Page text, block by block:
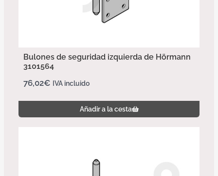
Bulones de seguridad izquierda de Hörmann
3101564
76,02€ IVA incluido
Añadir a la cesta